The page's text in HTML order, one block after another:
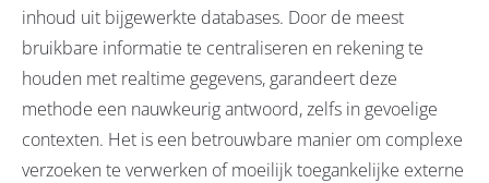
inhoud uit bijgewerkte databases. Door de meest
bruikbare informatie te centraliseren en rekening te
houden met realtime gegevens, garandeert deze
methode een nauwkeurig antwoord, zelfs in gevoelige
contexten. Het is een betrouwbare manier om complexe
verzoeken te verwerken of moeilijk toegankelijke externe